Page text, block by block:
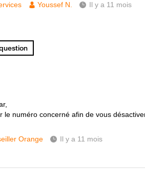
Youssef N. Il y a 11 mois
le numéro concerné afin de vous
Orange Il y a 11 mois